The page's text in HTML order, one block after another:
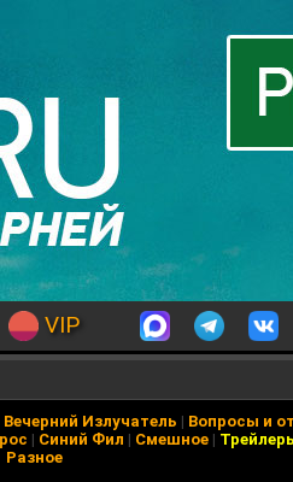
VIP
Вечерний Излучатель | Вопросы и
| Синий Фил | Смешное |
Разное